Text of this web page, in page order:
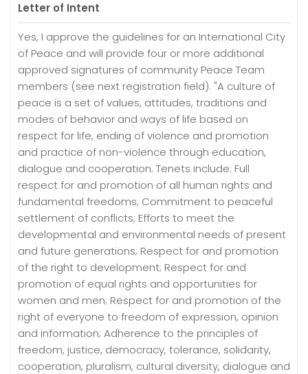
Letter of Intent
Yes, I approve the guidelines for an International City
of Peace and will provide four or more additional
approved signatures of community Peace Team
members (see next registration field). "A culture of
peace is a set of values, attitudes, traditions and
modes of behavior and ways of life based on
respect for life, ending of violence and promotion
and practice of non-violence through education,
dialogue and cooperation. Tenets include: Full
respect for and promotion of all human rights and
fundamental freedoms; Commitment to peaceful
settlement of conflicts; Efforts to meet the
developmental and environmental needs of present
and future generations; Respect for and promotion
of the right to development; Respect for and
promotion of equal rights and opportunities for
women and men; Respect for and promotion of the
right of everyone to freedom of expression, opinion
and information; Adherence to the principles of
freedom, justice, democracy, tolerance, solidarity,
cooperation, pluralism, cultural diversity, dialogue and